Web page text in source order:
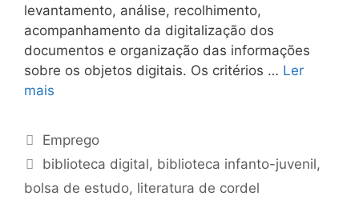
levantamento, análise, recolhimento,
acompanhamento da digitalização dos
documentos e organização das informações
sobre os objetos digitais. Os critérios … Ler
mais
Categorias
Emprego
Tags
biblioteca digital, biblioteca infanto-juvenil,
bolsa de estudo, literatura de cordel